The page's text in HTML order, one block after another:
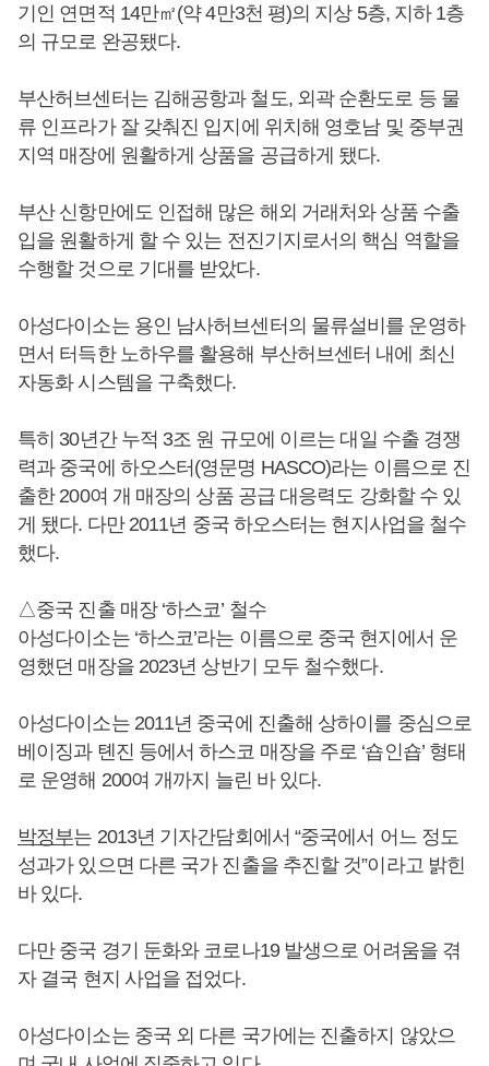
기인 연면적 14만㎡(약 4만3천 평)의 지상 5층, 지하 1층
의 규모로 완공됐다.
부산허브센터는 김해공항과 철도, 외곽 순환도로 등 물
류 인프라가 잘 갖춰진 입지에 위치해 영호남 및 중부권
지역 매장에 원활하게 상품을 공급하게 됐다.
부산 신항만에도 인접해 많은 해외 거래처와 상품 수출
입을 원활하게 할 수 있는 전진기지로서의 핵심 역할을
수행할 것으로 기대를 받았다.
아성다이소는 용인 남사허브센터의 물류설비를 운영하
면서 터득한 노하우를 활용해 부산허브센터 내에 최신
자동화 시스템을 구축했다.
특히 30년간 누적 3조 원 규모에 이르는 대일 수출 경쟁
력과 중국에 하오스터(영문명 HASCO)라는 이름으로 진
출한 200여 개 매장의 상품 공급 대응력도 강화할 수 있
게 됐다. 다만 2011년 중국 하오스터는 현지사업을 철수
했다.
△중국 진출 매장 ‘하스코’ 철수
아성다이소는 ‘하스코’라는 이름으로 중국 현지에서 운
영했던 매장을 2023년 상반기 모두 철수했다.
아성다이소는 2011년 중국에 진출해 상하이를 중심으로
베이징과 톈진 등에서 하스코 매장을 주로 ‘숍인숍’ 형태
로 운영해 200여 개까지 늘린 바 있다.
박정부는 2013년 기자간담회에서 “중국에서 어느 정도
성과가 있으면 다른 국가 진출을 추진할 것”이라고 밝힌
바 있다.
다만 중국 경기 둔화와 코로나19 발생으로 어려움을 겪
자 결국 현지 사업을 접었다.
아성다이소는 중국 외 다른 국가에는 진출하지 않았으